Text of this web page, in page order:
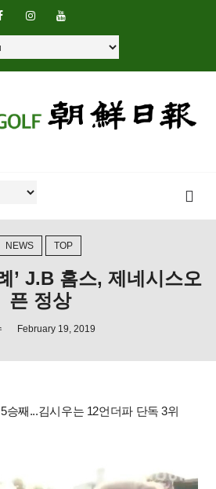
NEWS TOP
’ J.B 홈스, 제네시스오
픈 정상
February 19, 2019
승째...김시우는 12언더파 단독 3위